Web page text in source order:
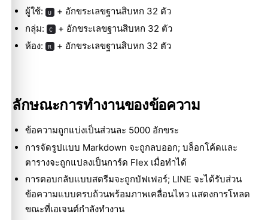
ผู้ใช้: U
+ อักขระเลขฐานสิบหก 32 ตัว
กลุ่ม:
C
+ อักขระเลขฐานสิบหก 32 ตัว
ห้อง:
R + อักขระเลขฐานสิบหก 32 ตัว
ลักษณะการทำงานของข้อความ
ข้อความถูกแบ่งเป็นส่วนละ 5000 อักขระ
การจัดรูปแบบ Markdown จะถูกลบออก; บล็อกโค้ดและ
ตารางจะถูกแปลงเป็นการ์ด Flex เมื่อทำได้
การตอบกลับแบบสตรีมจะถูกบัฟเฟอร์; LINE จะได้รับส่วน
ข้อความแบบครบถ้วนพร้อมภาพเคลื่อนไหว แสดงการโหลด
ขณะที่เอเจนต์กำลังทำงาน